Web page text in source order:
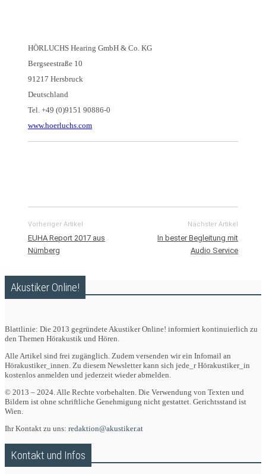
HÖRLUCHS Hearing GmbH & Co. KG
Bergseestraße 10
91217 Hersbruck
Deutschland
Tel. +49 (0)9151 90886-0
www.hoerluchs.com
Vorheriger Artikel
EUHA Report 2017 aus
Nürnberg
Nächster Artikel
In bester Begleitung mit
Audio Service
Akustiker Online!
Blattlinie: Die 2013 gegründete Akustiker Online! informiert kontinuierlich zu
den Themen Hörakustik und Hören.
Alle Artikel sind frei zugänglich. Zudem versenden wir ein Infomail an
Hörakustiker_innen. Zu diesem Newsletter kann sich jede_r Hörakustiker_in
kostenlos anmelden und jederzeit wieder abmelden.
© 2013 – 2024. Alle Rechte vorbehalten. Die Verwendung von Texten und
Bildern ist ohne schriftliche Genehmigung nicht gestattet. Gerichtsstand ist
Wien.
Ihr Kontakt zu uns: redaktion@akustiker.at
Kontakt und Infos